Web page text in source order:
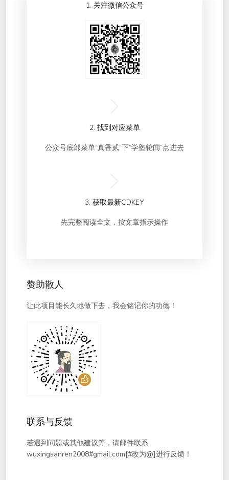
1. 关注微信公众号
2. 找到对应菜单
公众号底部菜单“真香贰”下“学塾轮闻”点进去
3. 获取最新CDKEY
先完整阅读全文，按文章指示操作
赞助散人
让此项目能长久地做下去，我会铭记你的功德！
联系与反馈
若遇到问题或其他建议等，请邮件联系
wuxingsanren2008#gmail.com[#改为@]进行反馈！